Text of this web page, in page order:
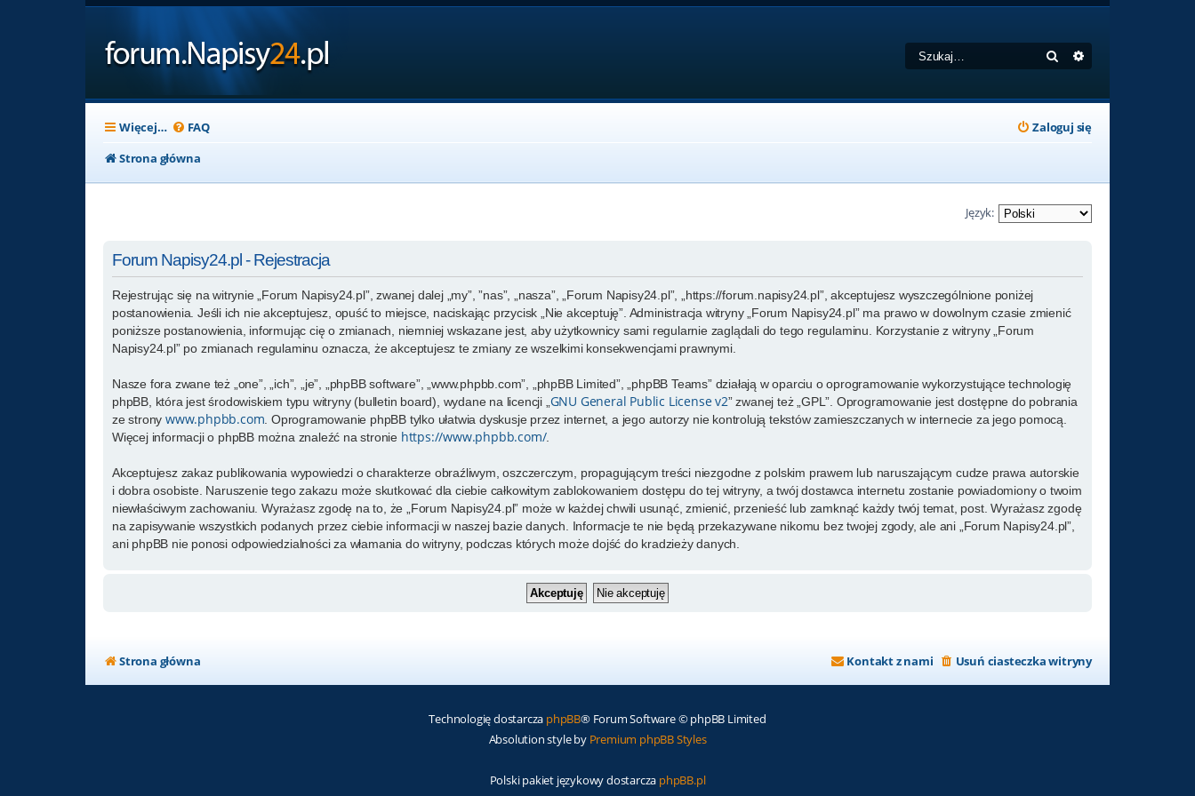
Szukaj
Więcej… FAQ
Zaloguj się
Strona główna
Język:
Forum Napisy24.pl - Rejestracja
Rejestrując się na witrynie „Forum Napisy24.pl”, zwanej dalej „my”, ”nas”, „nasza”, „Forum Napisy24.pl”, „https://forum.napisy24.pl”, akceptujesz wyszczególnione poniżej
postanowienia. Jeśli ich nie akceptujesz, opuść to miejsce, naciskając przycisk „Nie akceptuję”. Administracja witryny „Forum Napisy24.pl” ma prawo w dowolnym czasie zmienić
poniższe postanowienia, informując cię o zmianach, niemniej wskazane jest, aby użytkownicy sami regularnie zaglądali do tego regulaminu. Korzystanie z witryny „Forum
Napisy24.pl” po zmianach regulaminu oznacza, że akceptujesz te zmiany ze wszelkimi konsekwencjami prawnymi.
Nasze fora zwane też „one”, „ich”, „je”, „phpBB software”, „www.phpbb.com”, „phpBB Limited”, „phpBB Teams” działają w oparciu o oprogramowanie wykorzystujące technologię
phpBB, która jest środowiskiem typu witryny (bulletin board), wydane na licencji „ GNU General Public License v2” zwanej też „GPL”. Oprogramowanie jest dostępne do pobrania
ze strony www.phpbb.com . Oprogramowanie phpBB tylko ułatwia dyskusje przez internet, a jego autorzy nie kontrolują tekstów zamieszczanych w internecie za jego pomocą.
Więcej informacji o phpBB można znaleźć na stronie https://www.phpbb.com/.
Akceptujesz zakaz publikowania wypowiedzi o charakterze obraźliwym, oszczerczym, propagującym treści niezgodne z polskim prawem lub naruszającym cudze prawa autorskie
i dobra osobiste. Naruszenie tego zakazu może skutkować dla ciebie całkowitym zablokowaniem dostępu do tej witryny, a twój dostawca internetu zostanie powiadomiony o twoim
niewłaściwym zachowaniu. Wyrażasz zgodę na to, że „Forum Napisy24.pl” może w każdej chwili usunąć, zmienić, przenieść lub zamknąć każdy twój temat, post. Wyrażasz zgodę
na zapisywanie wszystkich podanych przez ciebie informacji w naszej bazie danych. Informacje te nie będą przekazywane nikomu bez twojej zgody, ale ani „Forum Napisy24.pl”,
ani phpBB nie ponosi odpowiedzialności za włamania do witryny, podczas których może dojść do kradzieży danych.
Strona główna Usuń ciasteczka witryny
Kontakt z nami
Technologię dostarcza phpBB® Forum Software © phpBB Limited
Absolution style by Premium phpBB Styles
Polski pakiet językowy dostarcza phpBB.pl